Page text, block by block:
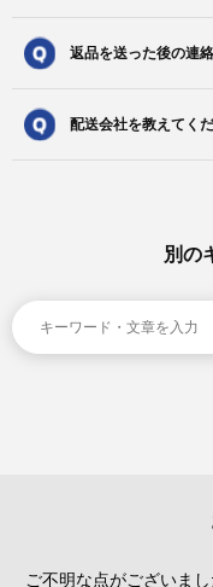
返品を送った後の連
配送会社を教えてくだ
別の
ご不明な点がございま